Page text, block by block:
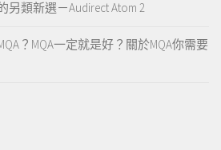
另類新選－Audirect Atom 2
？MQA一定就是好？關於MQA你需要